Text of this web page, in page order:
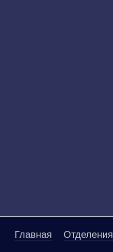
Главная Отделения